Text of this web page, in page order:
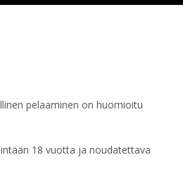
pelaaminen on huomioitu
18 vuotta ja noudatettava